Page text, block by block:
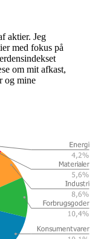
aktier. Jeg
med fokus på
om mit afkast,
og mine